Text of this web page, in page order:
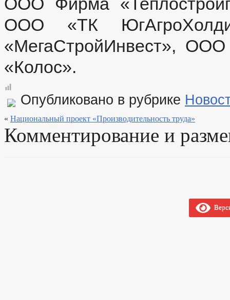
ООО «ТК
«МегаСтройИнвест»,
«Колос».
Опубликовано в рубрике
« Национальный проект «Производительность труда»
Комментирование и